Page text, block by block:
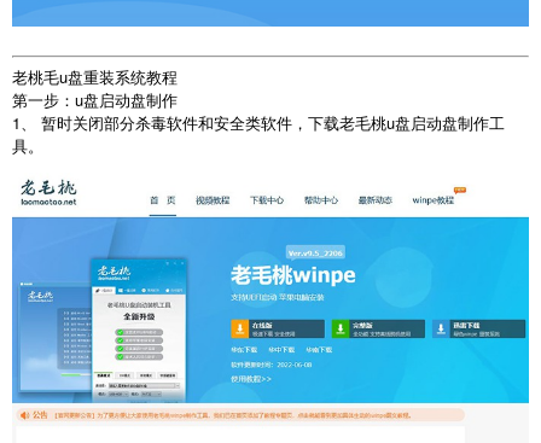
老桃毛u盘重装系统教程
第一步：u盘启动盘制作
1、 暂时关闭部分杀毒软件和安全类软件，下载老毛桃u盘启动盘制作工
具。